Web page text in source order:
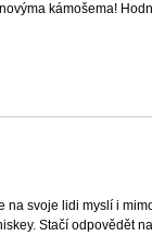
kámošema!
na svoje lidi myslí i
Stačí odpovědět